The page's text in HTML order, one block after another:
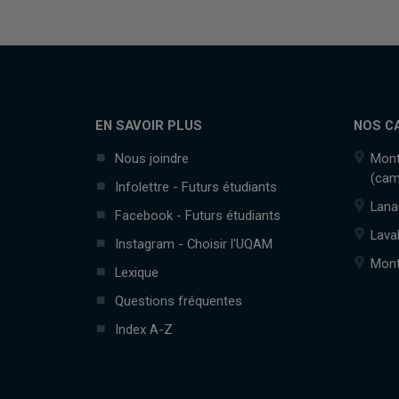
EN SAVOIR PLUS
Nous joindre
Infolettre - Futurs étudiants
Facebook - Futurs étudiants
Instagram - Choisir l'UQAM
Lexique
Questions fréquentes
Index A-Z
NOS
Laval